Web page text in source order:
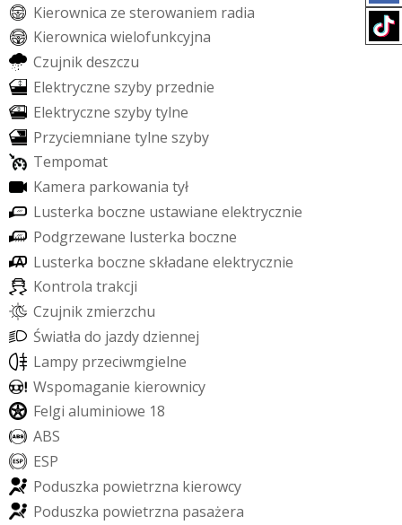
Kierownica ze sterowaniem radia
Kierownica wielofunkcyjna
Czujnikdeszczu
Elektryczne szyby przednie
Elektryczne szybytylne
Przyciemniane tylne szyby
Tempomat
Kamera parkowania tył
Lusterka boczne ustawiane elektrycznie
Podgrzewane lusterka boczne
Lusterka boczne składane elektrycznie
Kontrola trakcji
Czujnik zmierzchu
Światła do jazdydziennej
Lampy przeciwmgielne
Wspomaganie kierownicy
Felgi aluminiowe 18
ABS
ESP
Poduszka powietrzna kierowcy
Poduszka powietrzna pasażera